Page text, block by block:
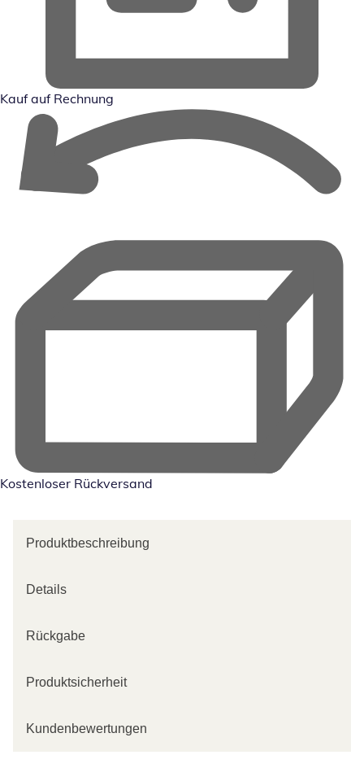
Kauf auf Rechnung
Kostenloser Rückversand
Produktbeschreibung
Details
Rückgabe
Produktsicherheit
Kundenbewertungen